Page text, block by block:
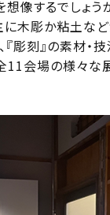
像するでしょ
木彫か粘土など
彫刻』の素材・
会場の様々な